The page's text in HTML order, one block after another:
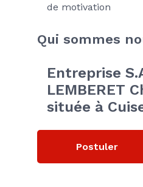
de motivation
Qui sommes
Entreprise
LEMBERET
située à
Postuler